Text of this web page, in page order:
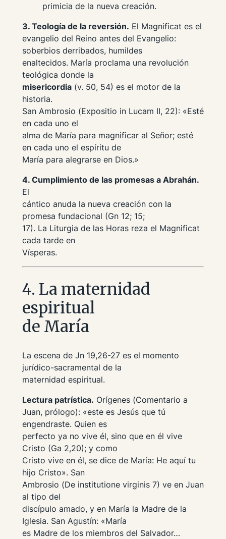
primicia de la nueva creación.
3. Teología de la reversión. El Magnificat es el
evangelio del Reino antes del Evangelio:
soberbios derribados, humildes
enaltecidos. María proclama una revolución
teológica donde la
misericordia(v. 50, 54) es el motor de la
historia.
San Ambrosio (Expositio in Lucam II, 22): «Esté
en cada uno el
alma de María para magnificar al Señor; esté
en cada uno el espíritu de
María para alegrarse en Dios.»
4. Cumplimiento de las promesas a Abrahán.
El
cántico anuda la nueva creación con la
promesa fundacional (Gn 12; 15;
17). La Liturgia de las Horas reza el Magnificat
cada tarde en
Vísperas.
4. La maternidad
espiritual
de María
La escena de Jn 19,26-27 es el momento
jurídico-sacramental de la
maternidad espiritual.
Lectura patrística. Orígenes (Comentario a
Juan, prólogo): «este es Jesús que tú
engendraste. Quien es
perfecto ya no vive él, sino que en él vive
Cristo (Ga 2,20); y como
Cristo vive en él, se dice de María: He aquí tu
hijo Cristo». San
Ambrosio (De institutione virginis7) ve en Juan
al tipo del
discípulo amado, y en María la Madre de la
Iglesia. San Agustín: «María
es Madre de los miembros del Salvador…